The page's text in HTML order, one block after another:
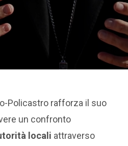
Policastro rafforza il suo
un confronto
locali attraverso